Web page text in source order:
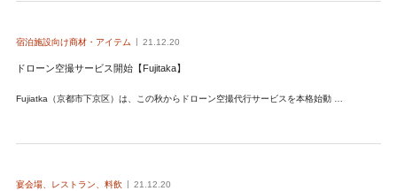
宿泊施設向け商材・アイテム 21.12.20
ドローン空撮サービス開始【Fujitaka】
Fujiatka（京都市下京区）は、この秋からドローン空撮代行サービスを本格始動 …
宴会場、レストラン、料飲 21.12.20